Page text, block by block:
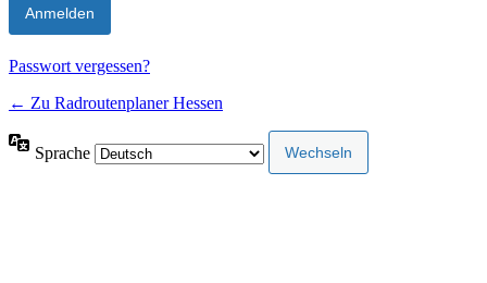
Passwort vergessen?
← Zu Radroutenplaner Hessen
Sprache